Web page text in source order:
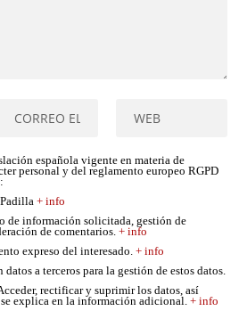
española vigente en materia de
personal y del reglamento europeo RGPD
Padilla+ info
de información solicitada, gestión de
de comentarios.+ info
expreso del interesado.+ info
datos a terceros para la gestión de estos datos.
rectificar y suprimir los datos, así
se explica en la información adicional.+ info